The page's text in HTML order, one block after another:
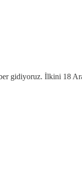
gidiyoruz. İlkini 18